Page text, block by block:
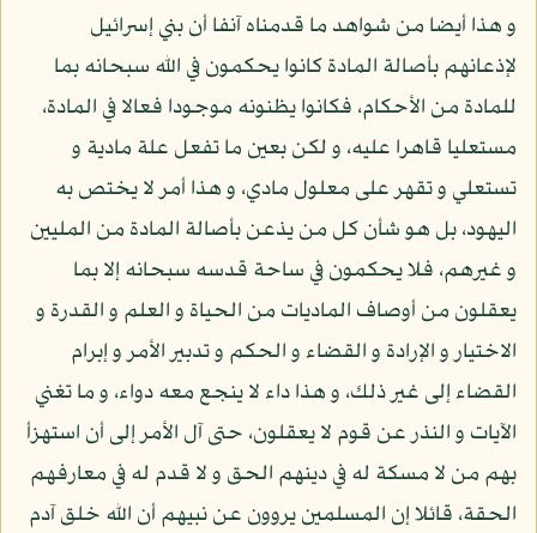
و هذا أيضا من شواهد ما قدمناه آنفا أن بني إسرائيل
لإذعانهم بأصالة المادة كانوا يحكمون في الله سبحانه بما
للمادة من الأحكام، فكانوا يظنونه موجودا فعالا في المادة،
مستعليا قاهرا عليه، و لكن بعين ما تفعل علة مادية و
تستعلي و تقهر على معلول مادي، و هذا أمر لا يختص به
اليهود، بل هو شأن كل من يذعن بأصالة المادة من المليين
و غيرهم، فلا يحكمون في ساحة قدسه سبحانه إلا بما
يعقلون من أوصاف الماديات من الحياة و العلم و القدرة و
الاختيار و الإرادة و القضاء و الحكم و تدبير الأمر و إبرام
القضاء إلى غير ذلك، و هذا داء لا ينجع معه دواء، و ما تغني
الآيات و النذر عن قوم لا يعقلون، حتى آل الأمر إلى أن استهزأ
بهم من لا مسكة له في دينهم الحق و لا قدم له في معارفهم
الحقة، قائلا إن المسلمين يروون عن نبيهم أن الله خلق آدم